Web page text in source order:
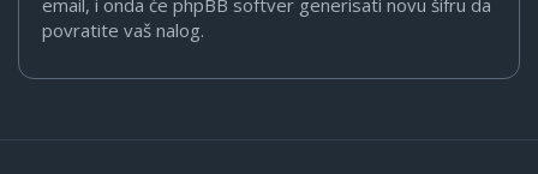
email, i onda će phpBB softver generisati novu šifru da
povratite vaš nalog.